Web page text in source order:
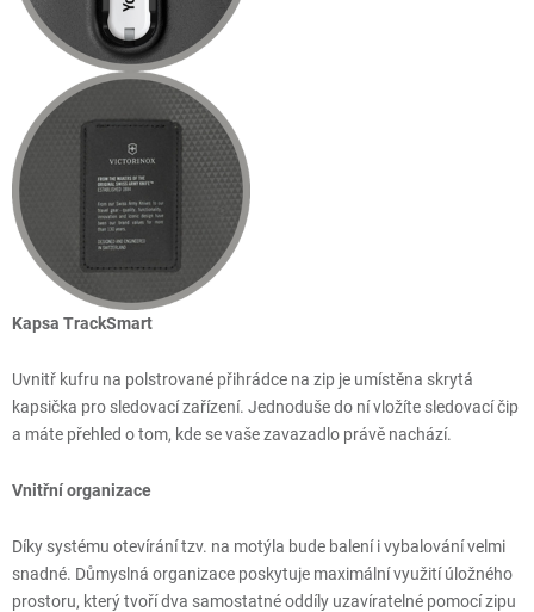
Kapsa TrackSmart
Uvnitř kufru na polstrované přihrádce na zip je umístěna skrytá
kapsička pro sledovací zařízení. Jednoduše do ní vložíte sledovací čip
a máte přehled o tom, kde se vaše zavazadlo právě nachází.
Vnitřní organizace
Díky systému otevírání tzv. na motýla bude balení i vybalování velmi
snadné. Důmyslná organizace poskytuje maximální využití úložného
prostoru, který tvoří dva samostatné oddíly uzavíratelné pomocí zipu